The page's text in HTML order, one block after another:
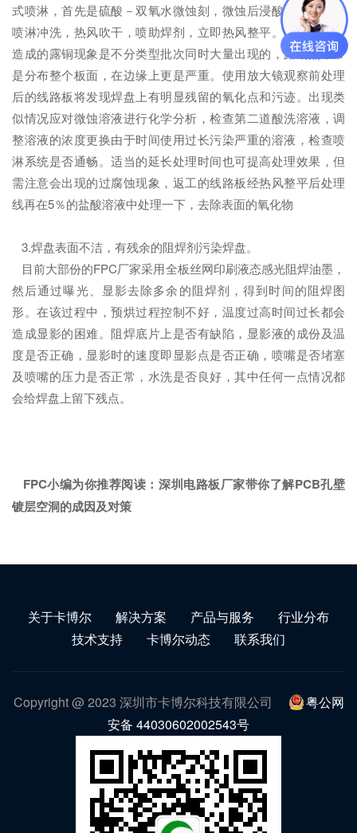
式喷淋，首先是硫酸－双氧水微蚀刻，微蚀后浸酸，然后是水
喷淋冲洗，热风吹干，喷助焊剂，立即热风整平。前处理不良
造成的露铜现象是不分类型批次同时大量出现的，露铜点常常
是分布整个板面，在边缘上更是严重。使用放大镜观察前处理
后的线路板将发现焊盘上有明显残留的氧化点和污迹。出现类
似情况应对微蚀溶液进行化学分析，检查第二道酸洗溶液，调
整溶液的浓度更换由于时间使用过长污染严重的溶液，检查喷
淋系统是否通畅。适当的延长处理时间也可提高处理效果，但
需注意会出现的过腐蚀现象，返工的线路板经热风整平后处理
线再在5％的盐酸溶液中处理一下，去除表面的氧化物
3.焊盘表面不洁，有残余的阻焊剂污染焊盘。
目前大部份的FPC厂家采用全板丝网印刷液态感光阻焊油墨，
然后通过曝光、显影去除多余的阻焊剂，得到时间的阻焊图
形。在该过程中，预烘过程控制不好，温度过高时间过长都会
造成显影的困难。阻焊底片上是否有缺陷，显影液的成份及温
度是否正确，显影时的速度即显影点是否正确，喷嘴是否堵塞
及喷嘴的压力是否正常，水洗是否良好，其中任何一点情况都
会给焊盘上留下残点。
FPC小编为你推荐阅读：深圳电路板厂家带你了解PCB孔壁
镀层空洞的成因及对策
关于卡博尔 解决方案 产品与服务
行业分布
技术支持
卡博尔动态 联系我们
Copyright @ 2023 深圳市卡博尔科技有限公司
粤公网
安备 44030602002543号